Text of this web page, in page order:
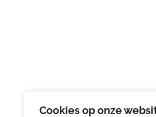
Cookies op onze